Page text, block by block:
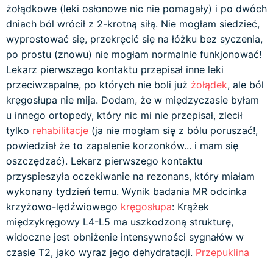
żołądkowe (leki osłonowe nic nie pomagały) i po dwóch
dniach ból wrócił z 2-krotną siłą. Nie mogłam siedzieć,
wyprostować się, przekręcić się na łóżku bez syczenia,
po prostu (znowu) nie mogłam normalnie funkjonować!
Lekarz pierwszego kontaktu przepisał inne leki
przeciwzapalne, po których nie boli już żołądek, ale ból
kręgosłupa nie mija. Dodam, że w międzyczasie byłam
u innego ortopedy, który nic mi nie przepisał, zlecił
tylko rehabilitacje (ja nie mogłam się z bólu poruszać!,
powiedział że to zapalenie korzonków... i mam się
oszczędzać). Lekarz pierwszego kontaktu
przyspieszyła oczekiwanie na rezonans, który miałam
wykonany tydzień temu. Wynik badania MR odcinka
krzyżowo-lędźwiowego kręgosłupa: Krążek
międzykręgowy L4-L5 ma uszkodzoną strukturę,
widoczne jest obniżenie intensywności sygnałów w
czasie T2, jako wyraz jego dehydratacji. Przepuklina